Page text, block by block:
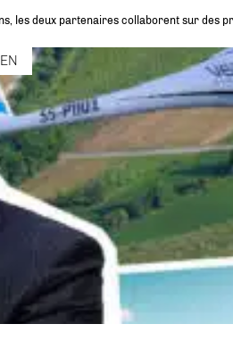
les deux partenaires collaborent sur des